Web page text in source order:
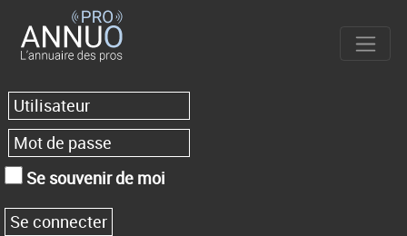
Se souvenir de moi